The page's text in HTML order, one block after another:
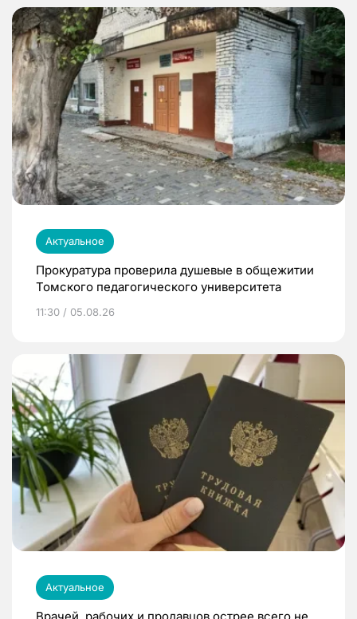
Актуальное
Прокуратура проверила душевые в общежитии
Томского педагогического университета
11:30 / 05.08.26
Актуальное